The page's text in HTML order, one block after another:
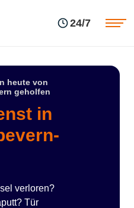
24/7
heute von
geholfen
in
verloren?
Tür